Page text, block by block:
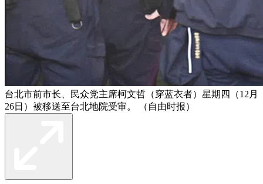
台北市前市长、民众党主席柯文哲（穿蓝衣者）星期四（12月
26日）被移送至台北地院受审。 （自由时报）